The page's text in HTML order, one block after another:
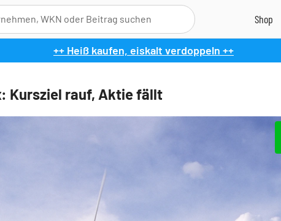
++ Heiß kaufen, eiskalt verdoppeln ++
Kursziel rauf, Aktie fällt